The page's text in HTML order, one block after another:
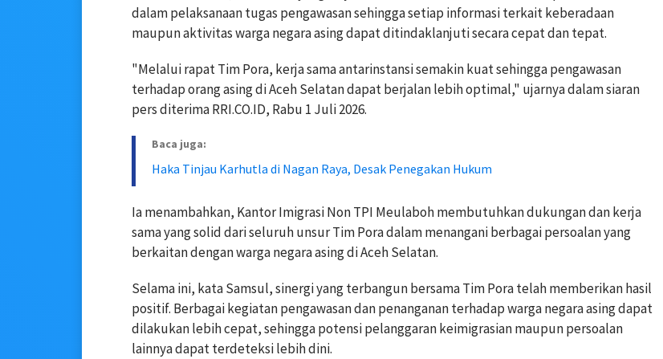
dalam pelaksanaan tugas pengawasan sehingga setiap informasi terkait keberadaan
maupun aktivitas warga negara asing dapat ditindaklanjuti secara cepat dan tepat.
"Melalui rapat Tim Pora, kerja sama antarinstansi semakin kuat sehingga pengawasan
terhadap orang asing di Aceh Selatan dapat berjalan lebih optimal," ujarnya dalam siaran
pers diterima RRI.CO.ID, Rabu 1 Juli 2026.
Baca juga:
Haka Tinjau Karhutla di Nagan Raya, Desak Penegakan Hukum
Ia menambahkan, Kantor Imigrasi Non TPI Meulaboh membutuhkan dukungan dan kerja
sama yang solid dari seluruh unsur Tim Pora dalam menangani berbagai persoalan yang
berkaitan dengan warga negara asing di Aceh Selatan.
Selama ini, kata Samsul, sinergi yang terbangun bersama Tim Pora telah memberikan hasil
positif. Berbagai kegiatan pengawasan dan penanganan terhadap warga negara asing dapat
dilakukan lebih cepat, sehingga potensi pelanggaran keimigrasian maupun persoalan
lainnya dapat terdeteksi lebih dini.